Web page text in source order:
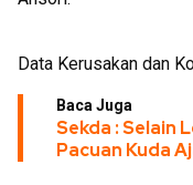
Data Kerusakan dan
Baca Juga
Sekda : Selain
Pacuan Kuda